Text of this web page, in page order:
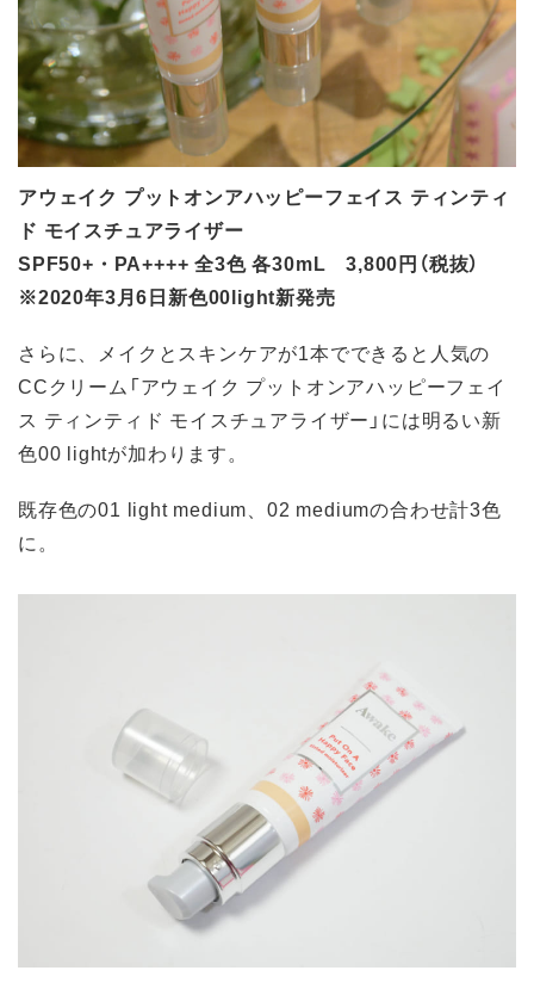
アウェイク プットオンアハッピーフェイス ティンティ
ド モイスチュアライザー
SPF50+・PA++++ 全3色 各30mL 3,800円（税抜）
※2020年3月6日新色00light新発売
さらに、メイクとスキンケアが1本でできると人気の
CCクリーム「アウェイク プットオンアハッピーフェイ
ス ティンティド モイスチュアライザー」には明るい新
色00 lightが加わります。
既存色の01 light medium、02 mediumの合わせ計3色
に。